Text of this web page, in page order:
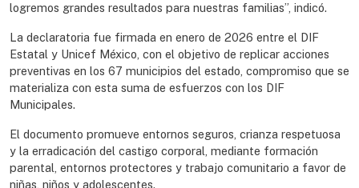
logremos grandes resultados para nuestras familias”, indicó.
La declaratoria fue firmada en enero de 2026 entre el DIF
Estatal y Unicef México, con el objetivo de replicar acciones
preventivas en los 67 municipios del estado, compromiso que se
materializa con esta suma de esfuerzos con los DIF
Municipales.
El documento promueve entornos seguros, crianza respetuosa
y la erradicación del castigo corporal, mediante formación
parental, entornos protectores y trabajo comunitario a favor de
niñas, niños y adolescentes.